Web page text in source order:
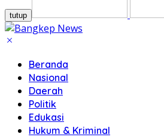
tutup
Beranda
Nasional
Daerah
Politik
Edukasi
Hukum & Kriminal